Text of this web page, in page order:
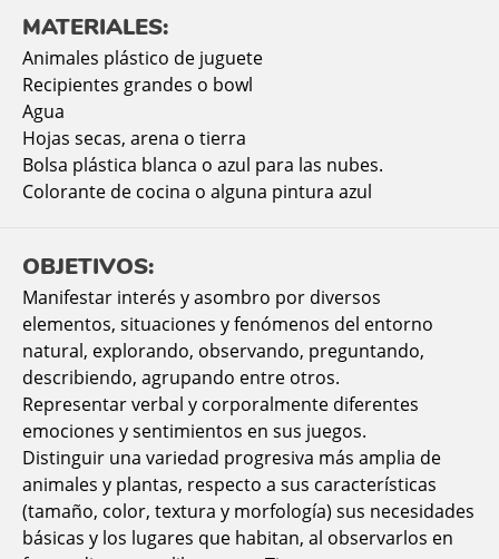
MATERIALES:
Animales plástico de juguete
Recipientes grandes o bowl
Agua
Hojas secas, arena o tierra
Bolsa plástica blanca o azul para las nubes.
Colorante de cocina o alguna pintura azul
OBJETIVOS:
Manifestar interés y asombro por diversos
elementos, situaciones y fenómenos del entorno
natural, explorando, observando, preguntando,
describiendo, agrupando entre otros.
Representar verbal y corporalmente diferentes
emociones y sentimientos en sus juegos.
Distinguir una variedad progresiva más amplia de
animales y plantas, respecto a sus características
(tamaño, color, textura y morfología) sus necesidades
básicas y los lugares que habitan, al observarlos en